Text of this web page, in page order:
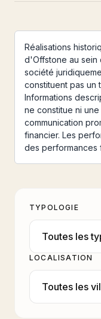
Réalisations
d'Offstone au sein
société
constituent pas un
Informations
ne constitue ni
communication
financier. Les
des performances
TYPOLOGIE
LOCALISATION